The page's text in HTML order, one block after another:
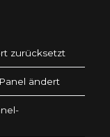
zurücksetzt
ändert